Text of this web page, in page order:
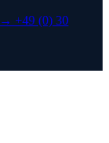
→ +49 (0) 30